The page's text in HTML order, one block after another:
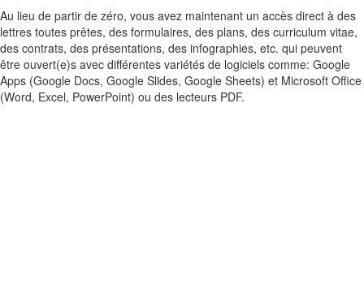
Au lieu de partir de zéro, vous avez maintenant un accès direct à des
lettres toutes prêtes, des formulaires, des plans, des curriculum vitae,
des contrats, des présentations, des infographies, etc. qui peuvent
être ouvert(e)s avec différentes variétés de logiciels comme: Google
Apps (Google Docs, Google Slides, Google Sheets) et Microsoft Office
(Word, Excel, PowerPoint) ou des lecteurs PDF.